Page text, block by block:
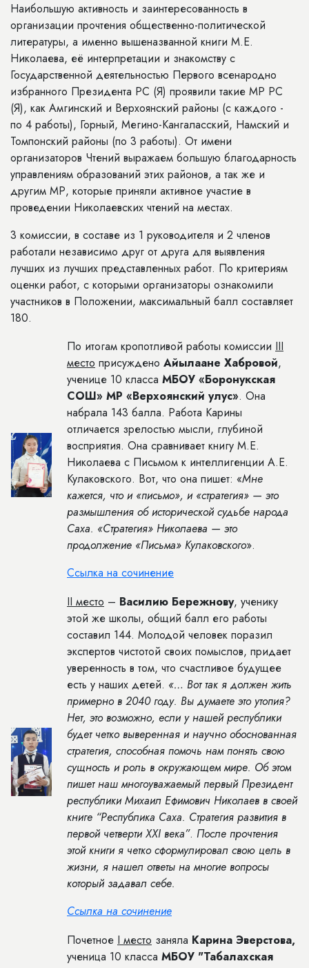
Наибольшую активность и заинтересованность в
организации прочтения общественно-политической
литературы, а именно вышеназванной книги М.Е.
Николаева, её интерпретации и знакомству с
Государственной деятельностью Первого всенародно
избранного Президента РС (Я) проявили такие МР РС
(Я), как Амгинский и Верхоянский районы (с каждого -
по 4 работы), Горный, Мегино-Кангаласский, Намский и
Томпонский районы (по 3 работы). От имени
организаторов Чтений выражаем большую благодарность
управлениям образований этих районов, а так же и
другим МР, которые приняли активное участие в
проведении Николаевских чтений на местах.
3 комиссии, в составе из 1 руководителя и 2 членов
работали независимо друг от друга для выявления
лучших из лучших представленных работ. По критериям
оценки работ, с которыми организаторы ознакомили
участников в Положении, максимальный балл составляет
180.
По итогам кропотливой работы комиссии III
место присуждено Айылаане Хабровой,
ученице 10 класса МБОУ «Боронукская
СОШ» МР «Верхоянский улус». Она
набрала 143 балла. Работа Карины
отличается зрелостью мысли, глубиной
восприятия. Она сравнивает книгу М.Е.
Николаева с Письмом к интеллигенции А.Е.
Кулаковского. Вот, что она пишет: «Мне
кажется, что и «письмо», и «стратегия» — это
размышления об исторической судьбе народа
Саха. «Стратегия» Николаева — это
продолжение «Письма» Кулаковского».
Ссылка на сочинение
II место – Василию Бережнову, ученику
этой же школы, общий балл его работы
составил 144. Молодой человек поразил
экспертов чистотой своих помыслов, придает
уверенность в том, что счастливое будущее
есть у наших детей. «… Вот так я должен жить
примерно в 2040 году. Вы думаете это утопия?
Нет, это возможно, если у нашей республики
будет четко выверенная и научно обоснованная
стратегия, способная помочь нам понять свою
сущность и роль в окружающем мире. Об этом
пишет наш многоуважаемый первый Президент
республики Михаил Ефимович Николаев в своей
книге “Республика Саха. Стратегия развития в
первой четверти XXI века”. После прочтения
этой книги я четко сформулировал свою цель в
жизни, я нашел ответы на многие вопросы
который задавал себе.
Ссылка на сочинение
Почетное I место заняла Карина Эверстова,
ученица 10 класса МБОУ "Табалахская